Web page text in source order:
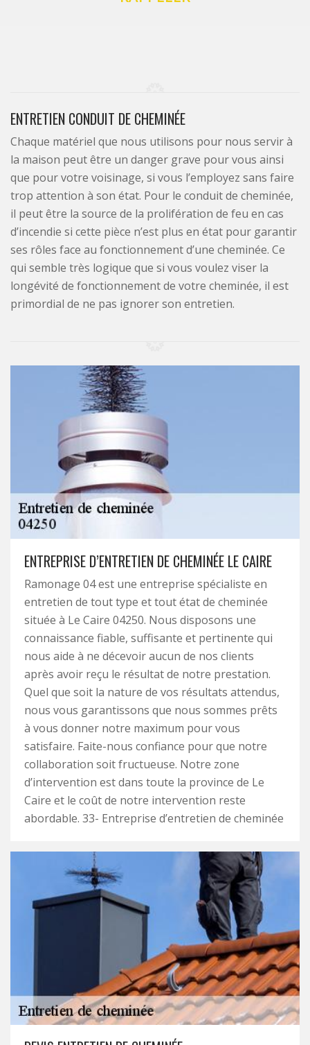
ENTRETIEN CONDUIT DE CHEMINÉE
Chaque matériel que nous utilisons pour nous servir à
la maison peut être un danger grave pour vous ainsi
que pour votre voisinage, si vous l’employez sans faire
trop attention à son état. Pour le conduit de cheminée,
il peut être la source de la prolifération de feu en cas
d’incendie si cette pièce n’est plus en état pour garantir
ses rôles face au fonctionnement d’une cheminée. Ce
qui semble très logique que si vous voulez viser la
longévité de fonctionnement de votre cheminée, il est
primordial de ne pas ignorer son entretien.
ENTREPRISE D’ENTRETIEN DE CHEMINÉE LE CAIRE
Ramonage 04 est une entreprise spécialiste en
entretien de tout type et tout état de cheminée
située à Le Caire 04250. Nous disposons une
connaissance fiable, suffisante et pertinente qui
nous aide à ne décevoir aucun de nos clients
après avoir reçu le résultat de notre prestation.
Quel que soit la nature de vos résultats attendus,
nous vous garantissons que nous sommes prêts
à vous donner notre maximum pour vous
satisfaire. Faite-nous confiance pour que notre
collaboration soit fructueuse. Notre zone
d’intervention est dans toute la province de Le
Caire et le coût de notre intervention reste
abordable. 33- Entreprise d’entretien de cheminée